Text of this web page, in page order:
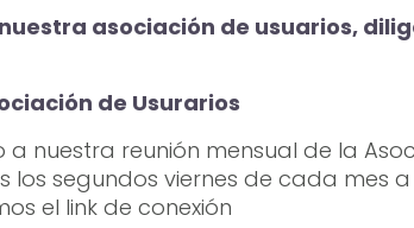
asociación de usuarios,
de Usurarios
nuestra reunión mensual de la
segundos viernes de cada mes a
el link de conexión